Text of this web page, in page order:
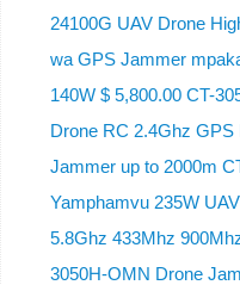
24100G UAV Drone
wa GPS Jammer
140W $ 5,800.00 CT-
Drone RC 2.4Ghz
Jammer up to 2000m
Yamphamvu 235W
5.8Ghz 433Mhz
3050H-OMN Drone